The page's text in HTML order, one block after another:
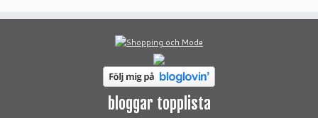
bloggar topplista